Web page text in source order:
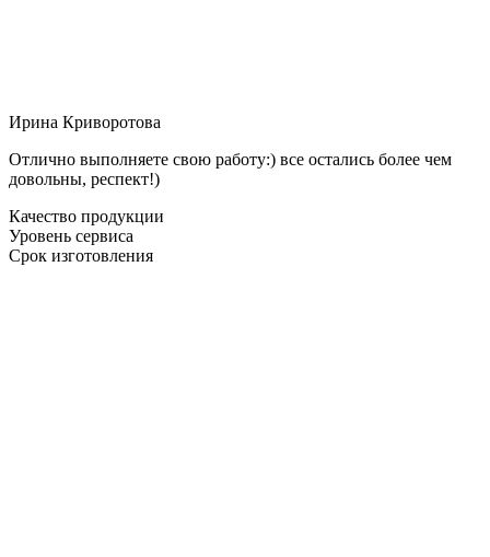
Ирина Криворотова
Отлично выполняете свою работу:) все остались более чем
довольны, респект!)
Качество продукции
Уровень сервиса
Срок изготовления